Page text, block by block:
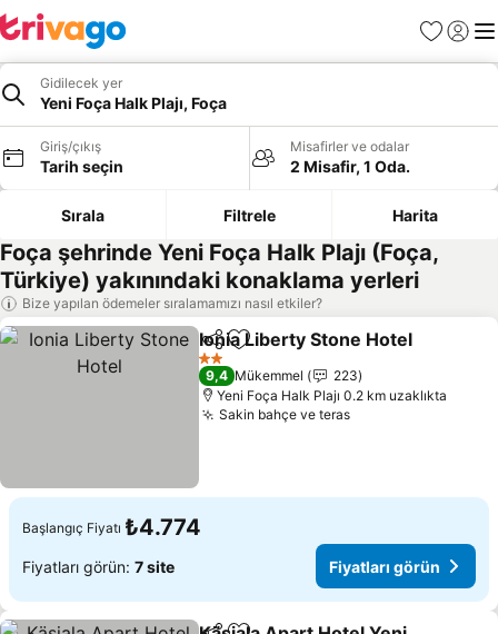
Favoriler
Giriş
Gidilecek yer
Yeni Foça Halk Plajı, Foça
Giriş/çıkış
Tarih seçin
Misafirler ve odalar
2 Misafir, 1 Oda.
Sırala Filtrele Harita
Foça şehrinde Yeni Foça Halk Plajı (Foça,
Türkiye) yakınındaki konaklama yerleri
Bize yapılan ödemeler sıralamamızı nasıl etkiler?
PaylaşFavorilerime ekle
Ionia Liberty Stone Hotel
2 Yıldız
9,4 Mükemmel
223
Yeni Foça Halk Plajı 0.2 km uzaklıkta
Sakin bahçe ve terasFiyatları görün
Başlangıç Fiyatı ₺4.774
Fiyatları görün: 7 site Fiyatları görün